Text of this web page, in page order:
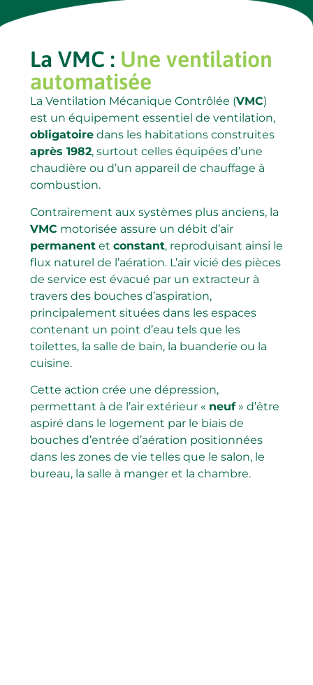
La VMC : Une ventilation
automatisée
La Ventilation Mécanique Contrôlée (VMC)
est un équipement essentiel de ventilation,
obligatoiredans les habitations construites
après 1982, surtout celles équipées d’une
chaudière ou d’un appareil de chauffage à
combustion.
Contrairement aux systèmes plus anciens, la
VMC motorisée assure un débit d’air
permanentet constant, reproduisant ainsi le
flux naturel de l’aération. L’air vicié des pièces
de service est évacué par un extracteur à
travers des bouches d’aspiration,
principalement situées dans les espaces
contenant un point d’eau tels que les
toilettes, la salle de bain, la buanderie ou la
cuisine.
Cette action crée une dépression,
permettant à de l’air extérieur « neuf» d’être
aspiré dans le logement par le biais de
bouches d’entrée d’aération positionnées
dans les zones de vie telles que le salon, le
bureau, la salle à manger et la chambre.